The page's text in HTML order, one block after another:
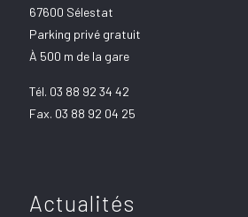
67600 Sélestat
Parking privé gratuit
À 500 m de la gare
Tél. 03 88 92 34 42
Fax. 03 88 92 04 25
Actualités